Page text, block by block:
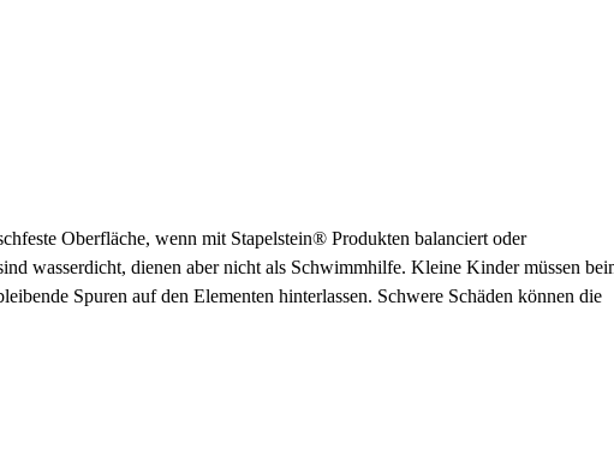
Oberfläche, wenn mit Stapelstein® Produkten balanciert oder
wasserdicht, dienen aber nicht als Schwimmhilfe. Kleine Kinder müssen
Spuren auf den Elementen hinterlassen. Schwere Schäden können die